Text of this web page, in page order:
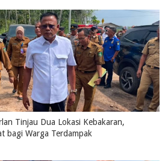
Tinjau Dua Lokasi Kebakaran,
bagi Warga Terdampak